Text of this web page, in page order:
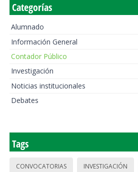
Categorías
Alumnado
Información General
Contador Público
Investigación
Noticias institucionales
Debates
Tags
CONVOCATORIAS INVESTIGACIÓN